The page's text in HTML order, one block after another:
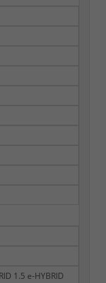
1.5 e-HYBRID